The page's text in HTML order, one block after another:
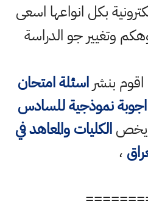
بكل انواعها اسعى
وتغيير جو الدراسة
بنشراسئلة امتحان
اجوبة نموذجية للسادس
يخصالكليات والمعاهد في
،